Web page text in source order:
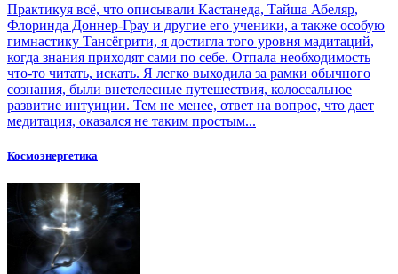
Практикуя всё, что описывали Кастанеда, Тайша Абеляр,
Флоринда Доннер-Грау и другие его ученики, а также особую
гимнастику Тансёгрити, я достигла того уровня мадитаций,
когда знания приходят сами по себе. Отпала необходимость
что-то читать, искать. Я легко выходила за рамки обычного
сознания, были внетелесные путешествия, колоссальное
развитие интуиции. Тем не менее, ответ на вопрос, что дает
медитация, оказался не таким простым...
Космоэнергетика